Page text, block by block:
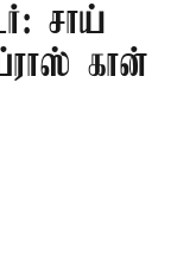
சாய்
கான்